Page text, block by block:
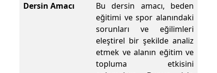
Dersin Amacı
Bu dersin amacı, beden
eğitimi ve spor alanındaki
sorunları ve eğilimleri
eleştirel bir şekilde analiz
etmek ve alanın eğitim ve
topluma etkisini